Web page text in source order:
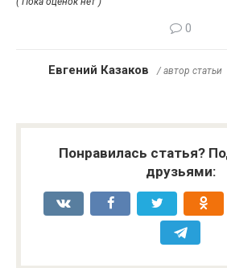
0
Евгений Казаков / автор статьи
Понравилась статья?
друзьями: